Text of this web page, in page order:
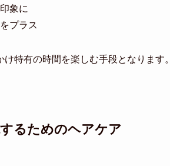
象に
プラス
特有の時間を楽しむ手段となります。
るためのヘアケア